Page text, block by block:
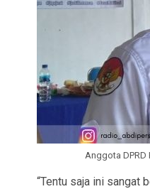
Anggota DPRD
“Tentu saja ini sangat